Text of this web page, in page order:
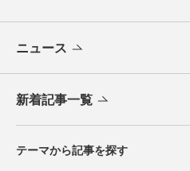
ニュース
新着記事一覧
テーマから記事を探す